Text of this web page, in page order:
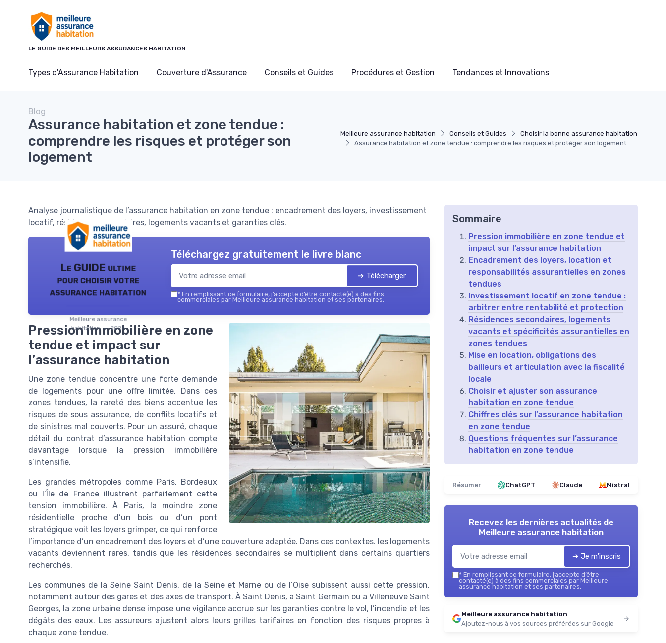
LE GUIDE DES MEILLEURS ASSURANCES HABITATION
Types d'Assurance Habitation Couverture d'Assurance Conseils et Guides Procédures et Gestion Tendances et Innovations
Meilleure assurance habitation Conseils et Guides
Choisir la bonne assurance habitation
Assurance habitation et zone tendue : comprendre les risques et protéger son logement
Blog
Assurance habitation et zone tendue :
comprendre les risques et protéger son
logement
Analyse journalistique de l’assurance habitation en zone tendue : encadrement des loyers, investissement
locatif, résidences secondaires, logements vacants et garanties clés.
Le GUIDE ultime
pour choisir votre
assurance habitation
Meilleure assurance
habitation — 2026
Téléchargez gratuitement le livre blanc
➔ Télécharger
* En remplissant ce formulaire, j’accepte d’être contacté(e) à des fins
commerciales par Meilleure assurance habitation et ses partenaires.
Pression immobilière en zone
tendue et impact sur
l’assurance habitation
Une zone tendue concentre une forte demande
de logements pour une offre limitée. Dans ces
zones tendues, la rareté des biens accentue les
risques de sous assurance, de conflits locatifs et
de sinistres mal couverts. Pour un assuré, chaque
détail du contrat d’assurance habitation compte
davantage lorsque la pression immobilière
s’intensifie.
Les grandes métropoles comme Paris, Bordeaux
ou l’Île de France illustrent parfaitement cette
tension immobilière. À Paris, la moindre zone
résidentielle proche d’un bois ou d’un pont
stratégique voit les loyers grimper, ce qui renforce
l’importance d’un encadrement des loyers et d’une couverture adaptée. Dans ces contextes, les logements
vacants deviennent rares, tandis que les résidences secondaires se multiplient dans certains quartiers
recherchés.
Les communes de la Seine Saint Denis, de la Seine et Marne ou de l’Oise subissent aussi cette pression,
notamment autour des gares et des axes de transport. À Saint Denis, à Saint Germain ou à Villeneuve Saint
Georges, la zone urbaine dense impose une vigilance accrue sur les garanties contre le vol, l’incendie et les
dégâts des eaux. Les assureurs ajustent alors leurs grilles tarifaires en fonction des risques propres à
chaque zone tendue.
Sommaire
Pression immobilière en zone tendue et
impact sur l’assurance habitation
Encadrement des loyers, location et
responsabilités assurantielles en zones
tendues
Investissement locatif en zone tendue :
arbitrer entre rentabilité et protection
Résidences secondaires, logements
vacants et spécificités assurantielles en
zones tendues
Mise en location, obligations des
bailleurs et articulation avec la fiscalité
locale
Choisir et ajuster son assurance
habitation en zone tendue
Chiffres clés sur l’assurance habitation
en zone tendue
Questions fréquentes sur l’assurance
habitation en zone tendue
Résumer ChatGPT Claude Mistral
Recevez les dernières actualités de
Meilleure assurance habitation
➔ Je m'inscris
* En remplissant ce formulaire, j’accepte d’être
contacté(e) à des fins commerciales par Meilleure
assurance habitation et ses partenaires.
Meilleure assurance habitation
Ajoutez-nous à vos sources préférées sur Google